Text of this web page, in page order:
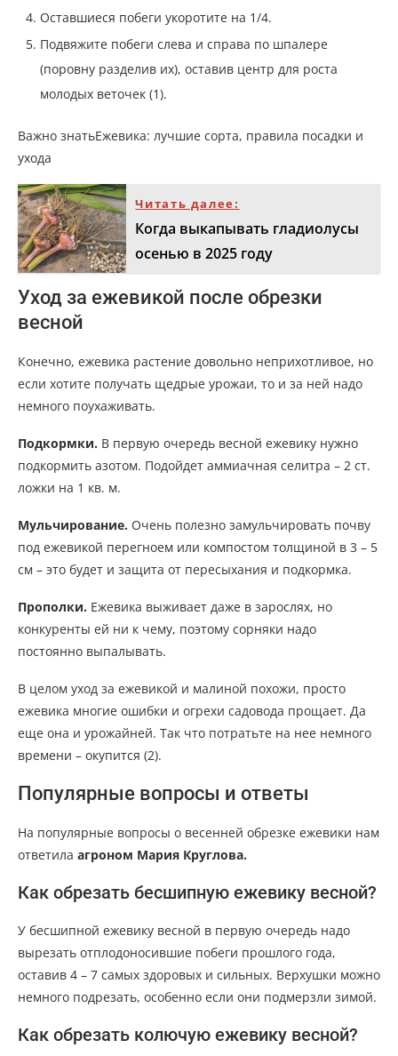
Оставшиеся побеги укоротите на 1/4.
Подвяжите побеги слева и справа по шпалере
(поровну разделив их), оставив центр для роста
молодых веточек (1).
Важно знатьЕжевика: лучшие сорта, правила посадки и
ухода
Читать далее:
Когда выкапывать гладиолусы
осенью в 2025 году
Уход за ежевикой после обрезки
весной
Конечно, ежевика растение довольно неприхотливое, но
если хотите получать щедрые урожаи, то и за ней надо
немного поухаживать.
Подкормки. В первую очередь весной ежевику нужно
подкормить азотом. Подойдет аммиачная селитра – 2 ст.
ложки на 1 кв. м.
Мульчирование. Очень полезно замульчировать почву
под ежевикой перегноем или компостом толщиной в 3 – 5
см – это будет и защита от пересыхания и подкормка.
Прополки. Ежевика выживает даже в зарослях, но
конкуренты ей ни к чему, поэтому сорняки надо
постоянно выпалывать.
В целом уход за ежевикой и малиной похожи, просто
ежевика многие ошибки и огрехи садовода прощает. Да
еще она и урожайней. Так что потратьте на нее немного
времени – окупится (2).
Популярные вопросы и ответы
На популярные вопросы о весенней обрезке ежевики нам
ответила агроном Мария Круглова.
Как обрезать бесшипную ежевику весной?
У бесшипной ежевику весной в первую очередь надо
вырезать отплодоносившие побеги прошлого года,
оставив 4 – 7 самых здоровых и сильных. Верхушки можно
немного подрезать, особенно если они подмерзли зимой.
Как обрезать колючую ежевику весной?